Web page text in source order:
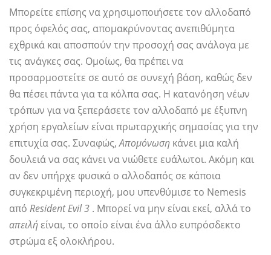
Μπορείτε επίσης να χρησιμοποιήσετε τον αλλοδαπό
προς όφελός σας, απομακρύνοντας ανεπιθύμητα
εχθρικά και αποσπούν την προσοχή σας ανάλογα με
τις ανάγκες σας. Ομοίως, θα πρέπει να
προσαρμοστείτε σε αυτό σε συνεχή βάση, καθώς δεν
θα πέσει πάντα για τα κόλπα σας. Η κατανόηση νέων
τρόπων για να ξεπεράσετε τον αλλοδαπό με έξυπνη
χρήση εργαλείων είναι πρωταρχικής σημασίας για την
επιτυχία σας. Συναφώς,Απομόνωση κάνει μια καλή
δουλειά να σας κάνει να νιώθετε ευάλωτοι. Ακόμη και
αν δεν υπήρχε φυσικά ο αλλοδαπός σε κάποια
συγκεκριμένη περιοχή, μου υπενθύμισε το Nemesis
από Resident Evil 3 . Μπορεί να μην είναι εκεί, αλλά το
απειλήείναι, το οποίο είναι ένα άλλο ευπρόσδεκτο
στρώμα εξ ολοκλήρου.